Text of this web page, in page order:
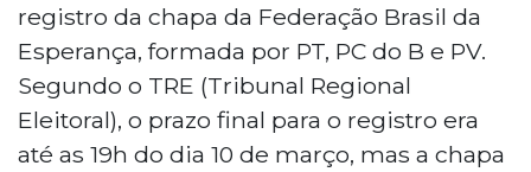
registro da chapa da Federação Brasil da
Esperança, formada por PT, PC do B e PV.
Segundo o TRE (Tribunal Regional
Eleitoral), o prazo final para o registro era
até as 19h do dia 10 de março, mas a chapa